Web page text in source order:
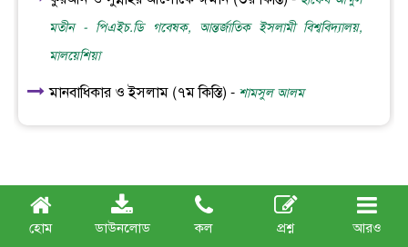
হোম ডাউনলোড কল প্রশ্ন আরও
মতীন - পিএইচ.ডি গবেষক, আন্তর্জাতিক ইসলামী বিশ্ববিদ্যালয়,
মালয়েশিয়া
মানবাধিকার ও ইসলাম (৭ম কিস্তি) - শামসুল আলম
সর্বশেষ প্রবন্ধ